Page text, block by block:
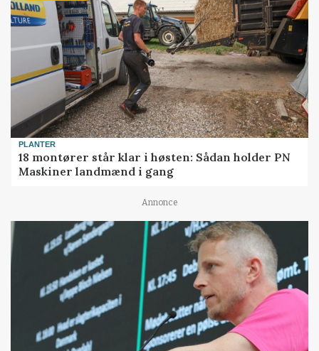
PLANTER
18 montører står klar i høsten: Sådan holder PN
Maskiner landmænd i gang
Annonce